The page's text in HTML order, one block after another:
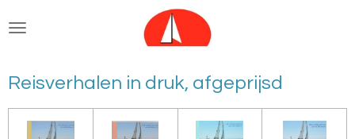
direct
de
hoofdinhoud
Reisverhalen in druk, afgeprijsd